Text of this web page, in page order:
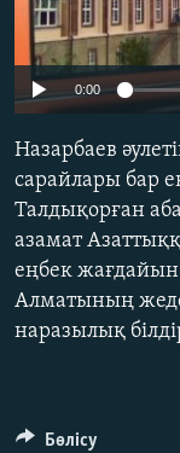
ЖАЗЫЛЫҢЫЗ
Басқа тілдерде
0:00
Назарбаев
сарайлары бар
Талдықорған
азамат
еңбек жағдайын
Алматының
наразылық
Бөлісу